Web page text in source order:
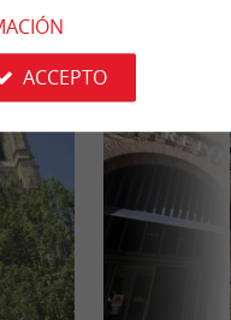
Alojamiento
ACCEPTO